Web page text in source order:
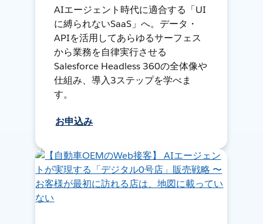
AIエージェント時代に適合する「UI
に縛られないSaaS」へ。データ・
APIを活用してあらゆるサーフェス
から業務を自律実行させる
Salesforce Headless 360の全体像や
仕組み、導入3ステップを学べま
す。
お申込み